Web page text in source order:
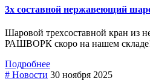
3х составной нержавеющий
Шаровой трехсоставной кран из
РАШВОРК скоро на нашем
Подробнее
# Новости 30 ноября 2025